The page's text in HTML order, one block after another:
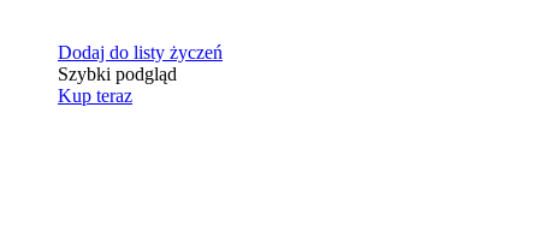
Dodaj do listy życzeń
Szybki podgląd
Kup teraz